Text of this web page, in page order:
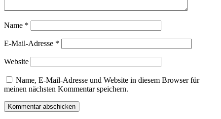
Name *
E-Mail-Adresse *
Website
Name, E-Mail-Adresse und Website in diesem Browser für
meinen nächsten Kommentar speichern.